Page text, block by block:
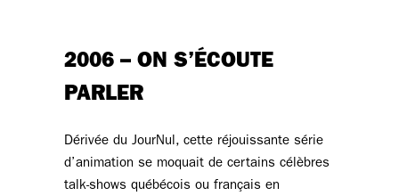
2006 – ON S’ÉCOUTE
PARLER
Dérivée du JourNul, cette réjouissante série
d’animation se moquait de certains célèbres
talk-shows québécois ou français en